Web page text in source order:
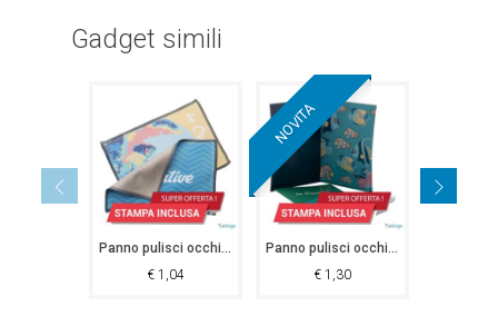
Gadget simili
Panno pulisci occhiali Gilette
€1,04
Panno pulisci occhiali Tumby Bay
€1,30
NOVITA